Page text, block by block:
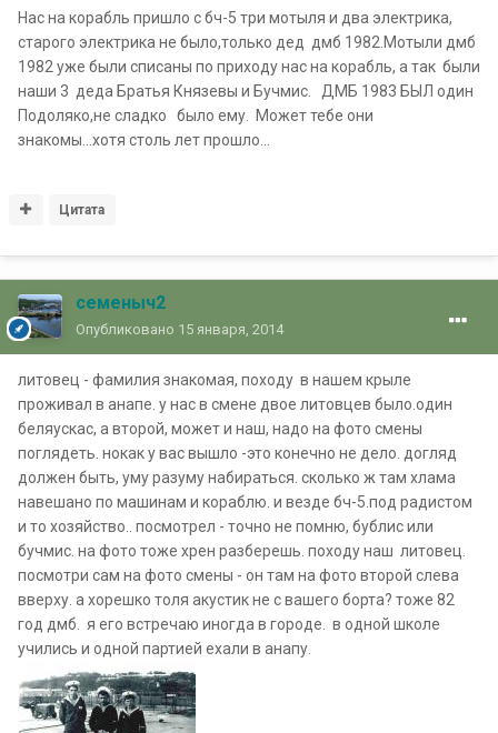
Нас на корабль пришло с бч-5 три мотыля и два электрика,
старого электрика не было,только дед дмб 1982.Мотыли дмб
1982 уже были списаны по приходу нас на корабль, а так были
наши 3 деда Братья Князевы и Бучмис. ДМБ 1983 БЫЛ один
Подоляко,не сладко было ему. Может тебе они
знакомы...хотя столь лет прошло...
Цитата
семеныч2
Опубликовано 15 января, 2014
литовец - фамилия знакомая, походу в нашем крыле
проживал в анапе. у нас в смене двое литовцев было.один
беляускас, а второй, может и наш, надо на фото смены
поглядеть. нокак у вас вышло -это конечно не дело. догляд
должен быть, уму разуму набираться. сколько ж там хлама
навешано по машинам и кораблю. и везде бч-5.под радистом
и то хозяйство.. посмотрел - точно не помню, бублис или
бучмис. на фото тоже хрен разберешь. походу наш литовец.
посмотри сам на фото смены - он там на фото второй слева
вверху. а хорешко толя акустик не с вашего борта? тоже 82
год дмб. я его встречаю иногда в городе. в одной школе
учились и одной партией ехали в анапу.